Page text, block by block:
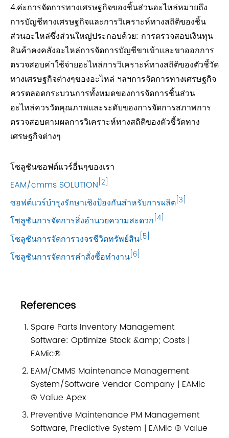
4.ค่ะการจัดการทางเศรษฐกิจของชิ้นส่วนอะไหล่หมายถึง
การบัญชีทางเศรษฐกิจและการวิเคราะห์ทางสถิติของชิ้น
ส่วนอะไหล่ซึ่งส่วนใหญ่ประกอบด้วย: การตรวจสอบเงินทุน
สินค้าคงคลังอะไหล่การจัดการบัญชีขาเข้าและขาออกการ
ตรวจสอบค่าใช้จ่ายอะไหล่การวิเคราะห์ทางสถิติของตัวชี้วัด
ทางเศรษฐกิจต่างๆของอะไหล่ ฯลฯการจัดการทางเศรษฐกิจ
ควรตลอดกระบวนการทั้งหมดของการจัดการชิ้นส่วน
อะไหล่ควรวัดคุณภาพและระดับของการจัดการสภาพการ
ตรวจสอบตามผลการวิเคราะห์ทางสถิติของตัวชี้วัดทาง
เศรษฐกิจต่างๆ
โซลูชันซอฟต์แวร์อื่นๆของเรา
EAM/cmms SOLUTION[2]
ซอฟต์แวร์บำรุงรักษาเชิงป้องกันสำหรับการผลิต[3]
โซลูชันการจัดการสิ่งอำนวยความสะดวก[4]
โซลูชันการจัดการวงจรชีวิตทรัพย์สิน[5]
โซลูชันการจัดการคำสั่งซื้อทำงาน[6]
References
Spare Parts Inventory Management
Software: Optimize Stock &amp; Costs |
EAMic®
EAM/CMMS Maintenance Management
System/Software Vendor Company | EAMic
® Value Apex
Preventive Maintenance PM Management
Software, Predictive System | EAMic ® Value